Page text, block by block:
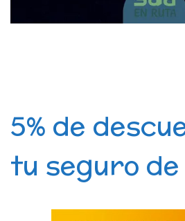
5% de
tu seguro de